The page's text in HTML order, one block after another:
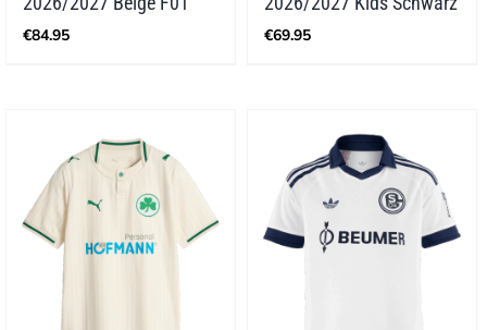
€84.95 €69.95